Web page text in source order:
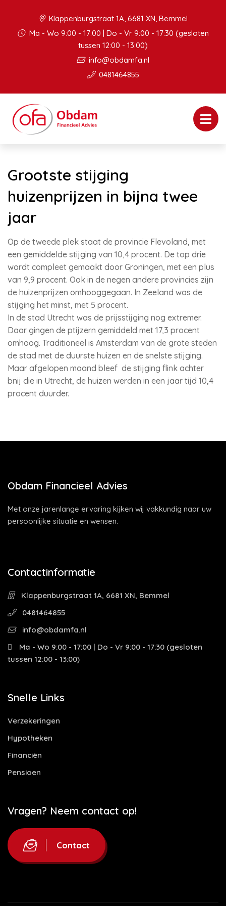
Klappenburgstraat 1A, 6681 XN, Bemmel
Ma - Wo 9:00 - 17:00 | Do - Vr 9:00 - 17:30 (gesloten
tussen 12:00 - 13:00)
info@obdamfa.nl
0481464855
Grootste stijging
huizenprijzen in bijna twee
jaar
Op de tweede plek staat de provincie Flevoland, met
een gemiddelde stijging van 10,4 procent. De top drie
wordt compleet gemaakt door Groningen, met een plus
van 9,9 procent. Ook in de negen andere provincies zijn
de huizenprijzen omhooggegaan. In Zeeland was de
stijging het minst, met 5 procent.
In de stad Utrecht was de prijsstijging nog extremer.
Daar gingen de ptijzern gemiddeld met 17,3 procent
omhoog. Traditioneel is Amsterdam van de grote steden
de stad met de duurste huizen en de snelste stijging.
Maar afgelopen maand bleef de stijging flink achter
bnij die in Utrecht, de huizen werden in een jaar tijd 10,4
procent duurder.
Obdam Financieel Advies
Met onze jarenlange ervaring kijken wij vakkundig naar uw
persoonlijke situatie en wensen.
Contactinformatie
Klappenburgstraat 1A, 6681 XN, Bemmel
0481464855
info@obdamfa.nl
Ma - Wo 9:00 - 17:00 | Do - Vr 9:00 - 17:30 (gesloten
tussen 12:00 - 13:00)
Snelle Links
Verzekeringen
Hypotheken
Financiën
Pensioen
Vragen? Neem contact op!
Contact